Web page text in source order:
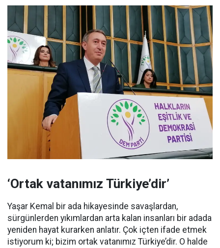
‘Ortak vatanımız Türkiye’dir’
Yaşar Kemal bir ada hikayesinde savaşlardan,
sürgünlerden yıkımlardan arta kalan insanları bir adada
yeniden hayat kurarken anlatır. Çok içten ifade etmek
istiyorum ki; bizim ortak vatanımız Türkiye’dir. O halde